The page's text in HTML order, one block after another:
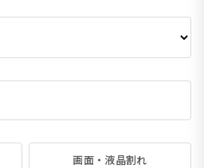
画面・液晶割れ